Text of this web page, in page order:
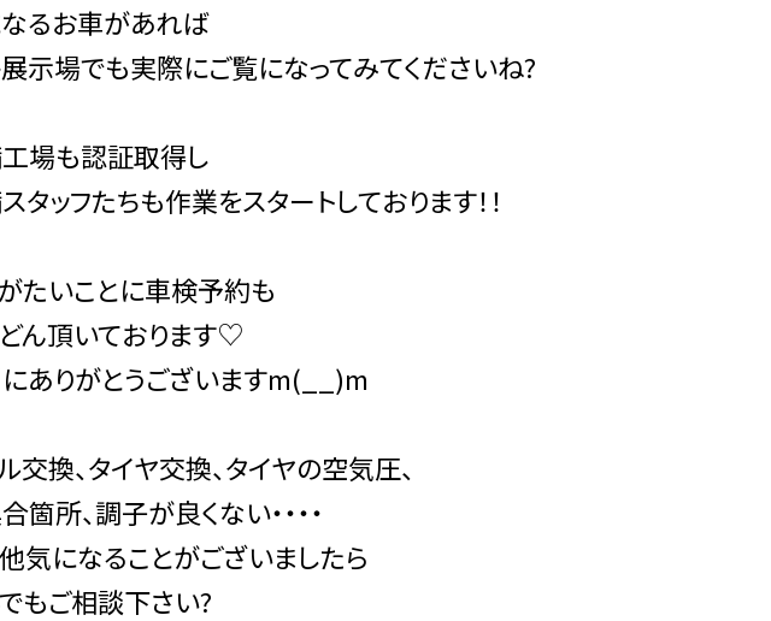
るお車があれば
示場でも実際にご覧になってみてくださいね?
場も認証取得し
タッフたちも作業をスタートしております！！
たいことに車検予約も
ん頂いております♡
ありがとうございますm(__)m
交換、タイヤ交換、タイヤの空気圧、
箇所、調子が良くない・・・・
気になることがございましたら
もご相談下さい?